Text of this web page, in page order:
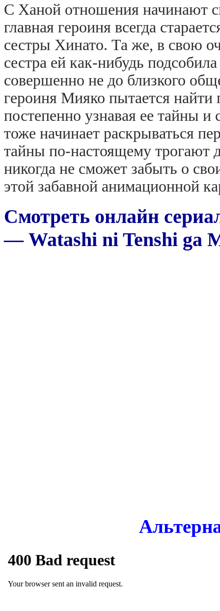
С Ханой отношения начинают
главная героиня всегда
сестры Хинато. Та же, в свою
сестра ей как-нибудь
совершенно не до близкого
героиня Мияко пытается
постепенно узнавая ее тайны
тоже начинает раскрываться
тайны по-настоящему трогают
никогда не сможет забыть о
этой забавной анимационной
Смотреть онлайн
— Watashi ni Tenshi ga